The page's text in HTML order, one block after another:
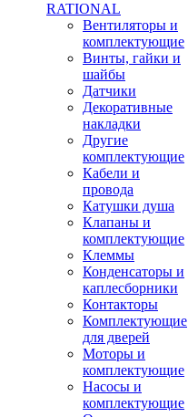
RATIONAL
Вентиляторы и
комплектующие
Винты, гайки и
шайбы
Датчики
Декоративные
накладки
Другие
комплектующие
Кабели и
провода
Катушки душа
Клапаны и
комплектующие
Клеммы
Конденсаторы и
каплесборники
Контакторы
Комплектующие
для дверей
Моторы и
комплектующие
Насосы и
комплектующие